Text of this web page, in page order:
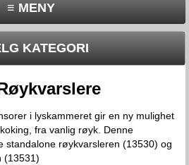
≡ MENY
KATEGORI
i lyskammeret gir en ny mulighet
fra vanlig røyk. Denne
standalone røykvarsleren (13530) og
(13531)